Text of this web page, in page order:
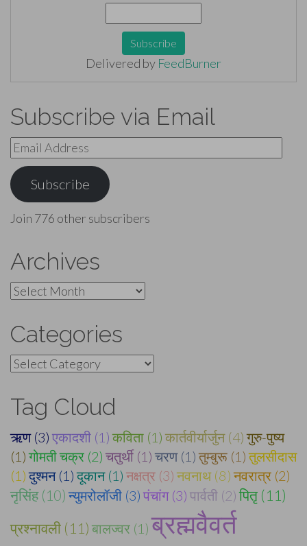
Delivered by FeedBurner
Subscribe via Email
Email
Address
Subscribe
Join 776 other subscribers
Archives
Archives
Categories
Categories
Tag Cloud
ऋण (3) एकादशी (1) कविता (1) कार्तवीर्यार्जुन (4) गुरु-पुष्य
(1) गोमती चक्र (2) चतुर्थी (1) चरण (1) तुम्बुरू (1) तुलसीदास
(1) दुश्मन (1) दूकान (1) नक्षत्र (3) नवनाथ (8) नवरात्र (2)
नृसिंह (10) न्युमरोलॉजी (3) पंचांग (3) पार्वती (2) पितृ (11)
प्रश्नावली (11) बालज्वर (1) ब्रह्मवैवर्त